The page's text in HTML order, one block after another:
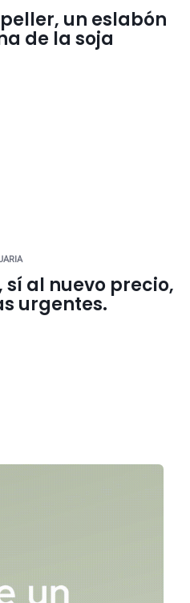
un eslabón
de la soja
al nuevo precio,
urgentes.